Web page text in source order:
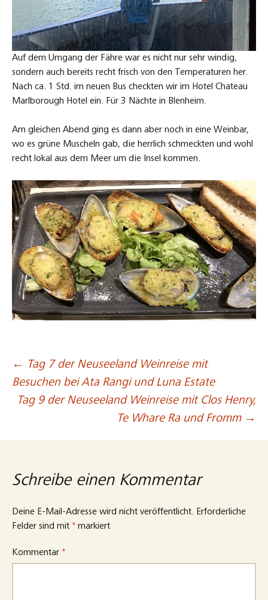
Auf dem Umgang der Fähre war es nicht nur sehr windig,
sondern auch bereits recht frisch von den Temperaturen her.
Nach ca. 1 Std. im neuen Bus checkten wir im Hotel Chateau
Marlborough Hotel ein. Für 3 Nächte in Blenheim.
Am gleichen Abend ging es dann aber noch in eine Weinbar,
wo es grüne Muscheln gab, die herrlich schmeckten und wohl
recht lokal aus dem Meer um die Insel kommen.
Beitragsnavigation
←
Tag 7 der Neuseeland Weinreise mit
Besuchen bei Ata Rangi und Luna Estate
Tag 9 der Neuseeland Weinreise mit Clos Henry,
Te Whare Ra und Fromm →
Schreibe einen Kommentar
Deine E-Mail-Adresse wird nicht veröffentlicht. Erforderliche
Felder sind mit * markiert
Kommentar *